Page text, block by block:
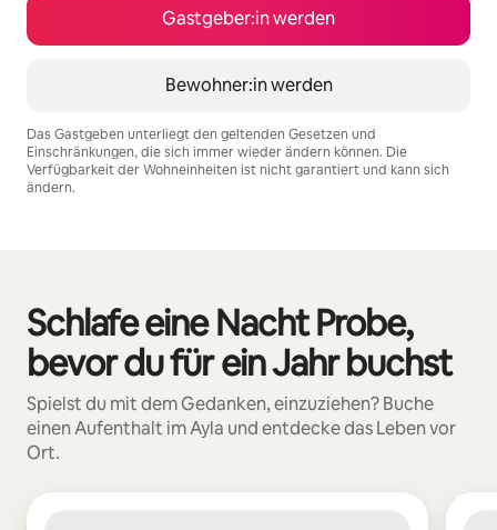
Gastgeber:in werden
Bewohner:in werden
Das Gastgeben unterliegt den geltenden Gesetzen und
Einschränkungen, die sich immer wieder ändern können. Die
Verfügbarkeit der Wohneinheiten ist nicht garantiert und kann sich
ändern.
Schlafe eine Nacht Probe,
bevor du für ein Jahr buchst
Spielst du mit dem Gedanken, einzuziehen? Buche
einen Aufenthalt im Ayla und entdecke das Leben vor
Ort.
0 von 0 Artikeln